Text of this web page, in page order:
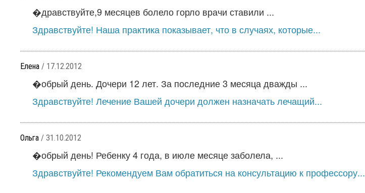
�дравствуйте,9 месяцев болело горло врачи ставили ...
Здравствуйте! Наша практика показывает, что в случаях, которые...
Елена / 17.12.2012
�обрый день. Дочери 12 лет. За последние 3 месяца дважды ...
Здравствуйте! Лечение Вашей дочери должен назначать лечащий...
Ольга / 31.10.2012
�обрый день! Ребенку 4 года, в июле месяце заболела, ...
Здравствуйте! Рекомендуем Вам обратиться на консультацию к профессору...